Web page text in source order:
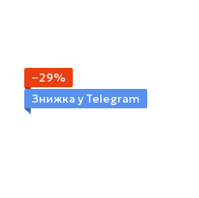
−29%
Знижка у Telegram